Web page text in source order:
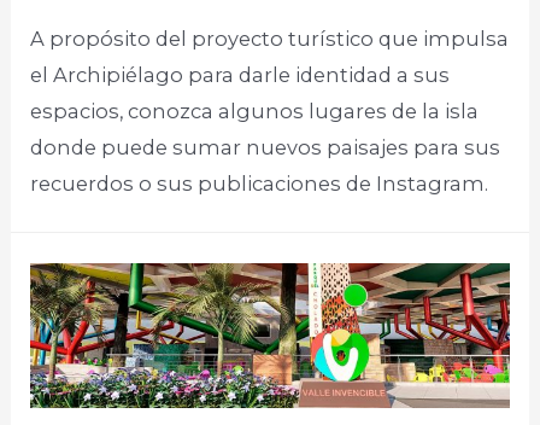
A propósito del proyecto turístico que impulsa
el Archipiélago para darle identidad a sus
espacios, conozca algunos lugares de la isla
donde puede sumar nuevos paisajes para sus
recuerdos o sus publicaciones de Instagram.